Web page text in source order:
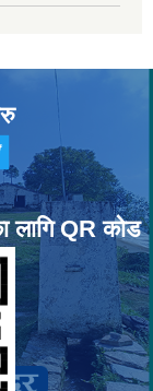
लागि QR कोड